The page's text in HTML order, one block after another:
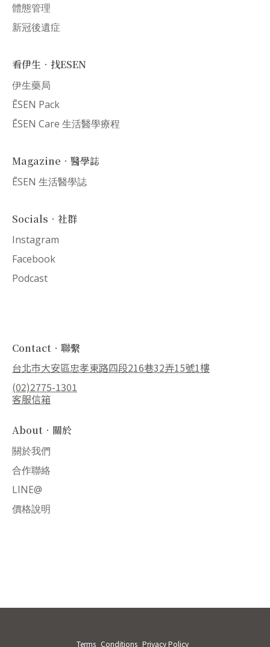
體態管理
新冠後遺症
看伊生．找ESEN
伊生藥局
ĒSEN Pack
ĒSEN Care 生活醫學療程
Magazine．醫學誌
ĒSEN 生活醫學誌
Socials．社群
Instagram
Facebook
Podcast
Contact．聯繫
台北市大安區忠孝東路四段216巷32弄15號1樓
(02)2775-1301
客服信箱
About．關於
關於我們
合作聯絡
LINE@
價格說明
Terms Conditions Privacy Policy